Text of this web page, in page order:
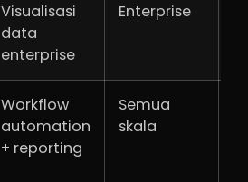
Visualisasi
data
enterprise
Enterprise
Workflow
automation
+ reporting
Semua
skala